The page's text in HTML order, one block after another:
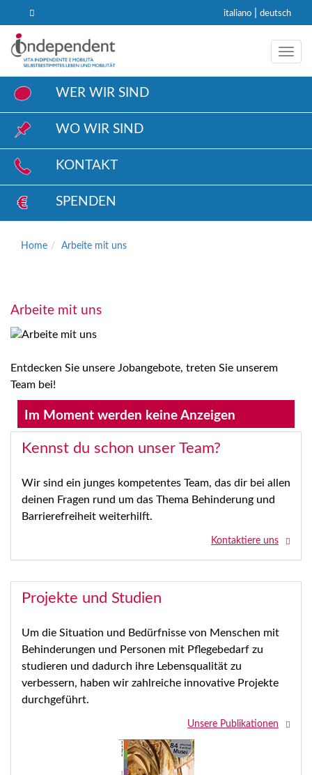
italiano deutsch
WER WIR SIND
WO WIR SIND
KONTAKT
SPENDEN
Home Arbeite mit uns
Arbeite mit uns
Entdecken Sie unsere Jobangebote, treten Sie unserem
Team bei!
Im Moment werden keine Anzeigen
geschaltet
Kennst du schon unser Team?
Wir sind ein junges kompetentes Team, das dir bei allen
deinen Fragen rund um das Thema Behinderung und
Barrierefreiheit weiterhilft.
Kontaktiere uns
Projekte und Studien
Um die Situation und Bedürfnisse von Menschen mit
Behinderungen und Personen mit Pflegebedarf zu
studieren und dadurch ihre Lebensqualität zu
verbessern, haben wir zahlreiche innovative Projekte
durchgeführt.
Unsere Publikationen